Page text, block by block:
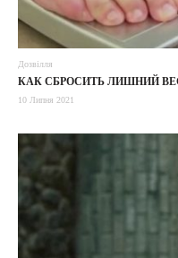
Дозвілля
КАК СБРОСИТЬ ЛИШНИЙ
10 Липня 2021